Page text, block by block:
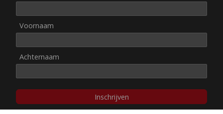
Voornaam
Achternaam
Inschrijven